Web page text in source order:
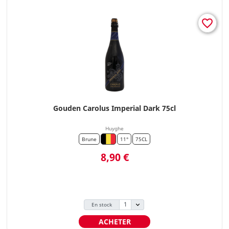
Gouden Carolus Imperial Dark 75cl
Huyghe
Brune
11° 75CL
Prix
8,90 €
En stock
ACHETER
favorite_border